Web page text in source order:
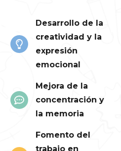
Desarrollo de la
creatividad y la
expresión
emocional
Mejora de la
concentración y
la memoria
Fomento del
trabajo en